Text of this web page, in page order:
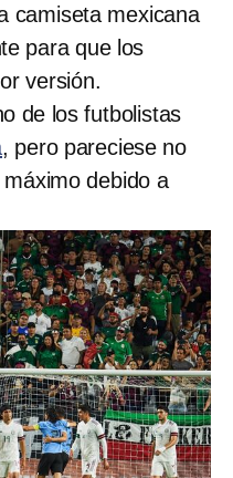
camiseta mexicana
para que los
versión.
de los futbolistas
, pero pareciese no
debido a